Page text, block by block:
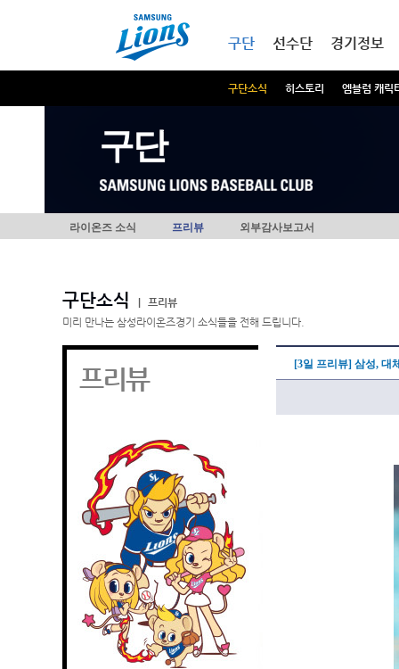
구단
구단소식 히스토리 엠블럼 캐릭
선수단 경기정보
구단
라이온즈 소식 프리뷰 외부감사보고서
구단소식
프리뷰
미리 만나는 삼성라이온즈경기 소식들을 전해 드립니다.
프리뷰 [3일 프리뷰] 삼성, 대